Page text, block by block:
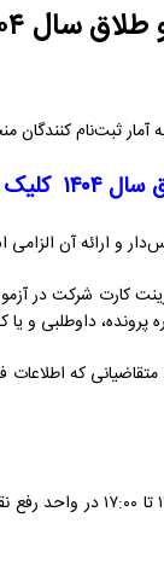
سال ۱۴۰۴
کنید
و ارائه آن
کارت شرکت
داوطلبی و یا
که اطلاعات
نماینده سازمان سنجش آموزش کشور در